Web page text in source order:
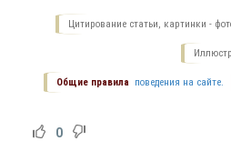
Цитирование статьи, картинки -
Общие правила поведения на сайте.
0